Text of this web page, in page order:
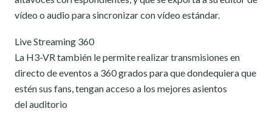
vídeo o audio para sincronizar con vídeo estándar.
Live Streaming 360
La H3-VR también le permite realizar transmisiones en
directo de eventos a 360 grados para que dondequiera que
estén sus fans, tengan acceso a los mejores asientos
del auditorio